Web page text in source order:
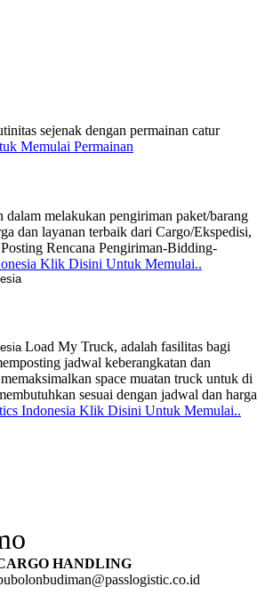
sejenak dengan permainan catur
Memulai Permainan
dalam melakukan pengiriman paket/barang
dan layanan terbaik dari Cargo/Ekspedisi,
Rencana Pengiriman-Bidding-
Klik Disini Untuk Memulai..
Load My Truck, adalah fasilitas bagi
jadwal keberangkatan dan
space muatan truck untuk di
sesuai dengan jadwal dan harga
Indonesia Klik Disini Untuk Memulai..
HANDLING